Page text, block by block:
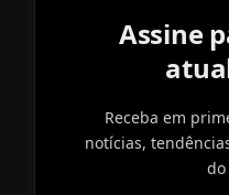
Assine
Receba em
notícias,